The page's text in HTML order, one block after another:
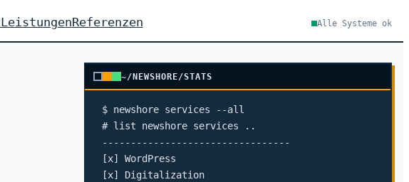
LeistungenReferenzen Alle Systeme ok
~/NEWSHORE/STATS
$ newshore services --all
# list newshore services ..
---------------------------------
[x] WordPress
[x] Digitalization